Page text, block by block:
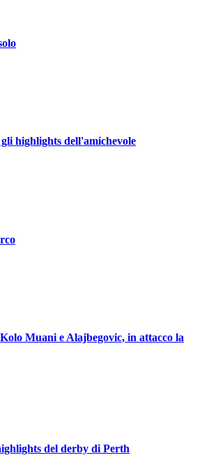
highlights dell'amichevole
Muani e Alajbegovic, in attacco la
del derby di Perth